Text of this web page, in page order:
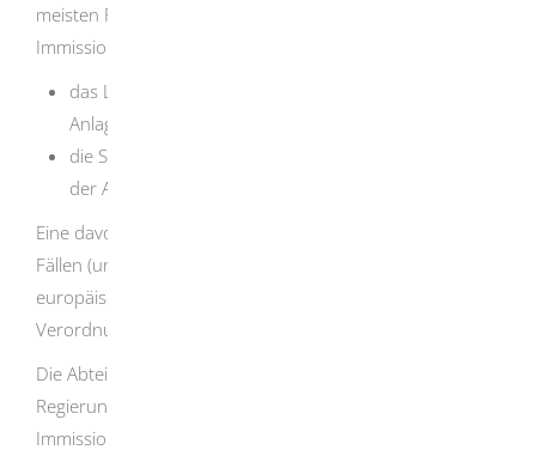
meisten Fällen die örtlich zuständigen unteren
Immissionsschutzbehörden, d.h.
das Landratsamt, wenn das Betriebsgelände mit der
Anlage in einem Landkreis liegt,
die Stadtverwaltung, wenn das Betriebsgelände mit
der Anlage in einem Stadtkreis liegt.
Eine davon abweichende Zuständigkeit gilt in folgenden
Fällen (unter anderem bei Betrieben, die der
europäischen Industrieemissions-Richtlinie, der Störfall-
Verordnung oder dem Bergrecht unterliegen):
Die Abteilungen 5, Umwelt der jeweils örtlich zuständigen
Regierungspräsidien sind die zuständigen
Immissionsschutzbehörden für Betriebsgelände, auf